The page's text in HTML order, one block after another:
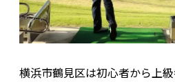
横浜市鶴見区は初心者から上